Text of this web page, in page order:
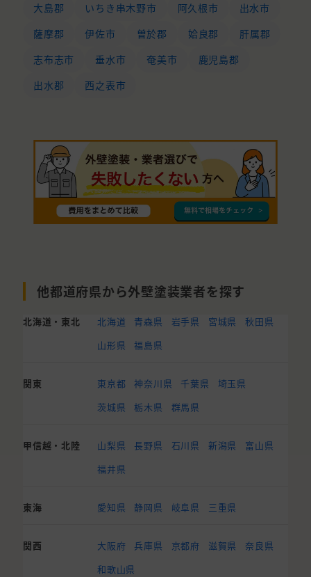
大島郡
いちき串木野市 阿久根市
出水市
薩摩郡
伊佐市 曽於郡 姶良郡
肝属郡
志布志市
垂水市 奄美市
鹿児島郡
出水郡
西之表市
他都道府県から外壁塗装業者を探す
北海道・東北 北海道 青森県 岩手県 宮城県
秋田県
山形県
福島県
関東 東京都 神奈川県 千葉県
埼玉県
茨城県
栃木県 群馬県
甲信越・北陸 山梨県 長野県 石川県 新潟県
富山県
福井県
東海 愛知県 静岡県 岐阜県 三重県
関西 大阪府 兵庫県 京都府 滋賀県
奈良県
和歌山県